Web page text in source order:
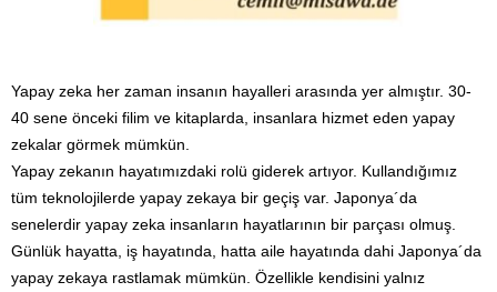
Yapay zeka her zaman insanın hayalleri arasında yer almıştır. 30-
40 sene önceki filim ve kitaplarda, insanlara hizmet eden yapay
zekalar görmek mümkün.
Yapay zekanın hayatımızdaki rolü giderek artıyor. Kullandığımız
tüm teknolojilerde yapay zekaya bir geçiş var. Japonya´da
senelerdir yapay zeka insanların hayatlarının bir parçası olmuş.
Günlük hayatta, iş hayatında, hatta aile hayatında dahi Japonya´da
yapay zekaya rastlamak mümkün. Özellikle kendisini yalnız